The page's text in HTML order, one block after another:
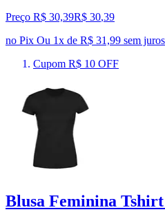
Preço R$ 30,39R$ 30,39
no Pix Ou 1x de R$ 31,99 sem juros
Cupom R$ 10 OFF
Blusa Feminina